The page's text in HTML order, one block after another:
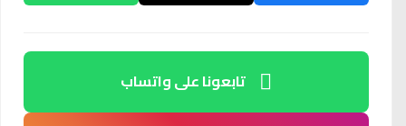
تابعونا على واتساب